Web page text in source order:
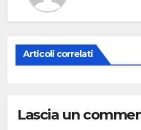
Articoli correlati
Lascia un